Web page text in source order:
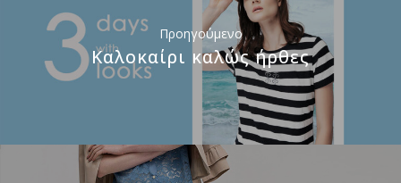
Προηγούμενο
Καλοκαίρι καλώς ήρθες